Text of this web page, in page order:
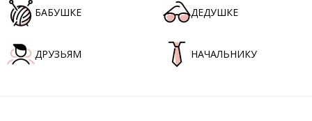
БАБУШКЕ ДЕДУШКЕ
ДРУЗЬЯМ НАЧАЛЬНИКУ